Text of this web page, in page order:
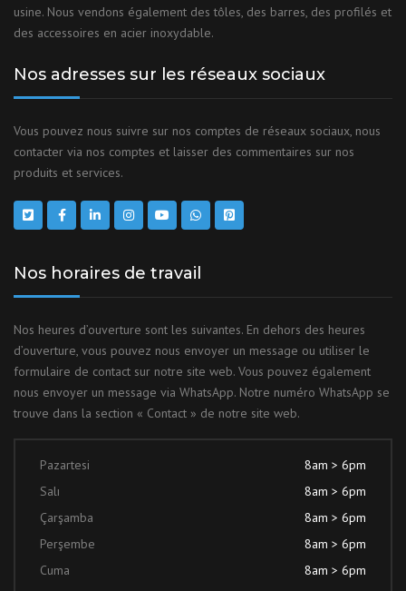
usine. Nous vendons également des tôles, des barres, des profilés et
des accessoires en acier inoxydable.
Nos adresses sur les réseaux sociaux
Vous pouvez nous suivre sur nos comptes de réseaux sociaux, nous
contacter via nos comptes et laisser des commentaires sur nos
produits et services.
Nos horaires de travail
Nos heures d’ouverture sont les suivantes. En dehors des heures
d’ouverture, vous pouvez nous envoyer un message ou utiliser le
formulaire de contact sur notre site web. Vous pouvez également
nous envoyer un message via WhatsApp. Notre numéro WhatsApp se
trouve dans la section « Contact » de notre site web.
Pazartesi
8am > 6pm
Salı
8am > 6pm
Çarşamba
8am > 6pm
Perşembe
8am > 6pm
Cuma
8am > 6pm